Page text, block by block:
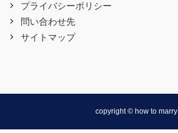
プライバシーポリシー
問い合わせ先
サイトマップ
copyright © how to marry